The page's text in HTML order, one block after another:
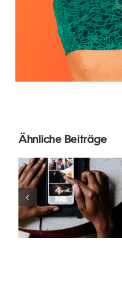
Ähnliche Beiträge
Die besten
Apps zur
Animation
von Fotos
für
ansprechende